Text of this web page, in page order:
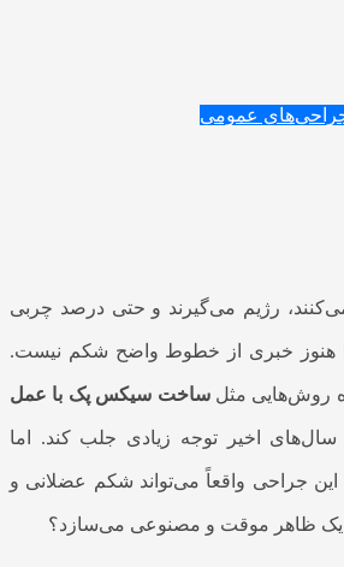
عمومی
رژیم می‌گیرند و حتی درصد چربی
هنوز خبری از خطوط واضح شکم نیست.
روش‌هایی مثلساخت سیکس پک با عمل
سال‌های اخیر توجه زیادی جلب کند. اما
این جراحی واقعاً می‌تواند شکم عضلانی و
یک ظاهر موقت و مصنوعی می‌سازد؟